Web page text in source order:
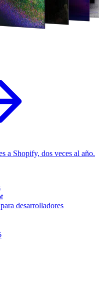
a Shopify, dos veces al año.
desarrolladores